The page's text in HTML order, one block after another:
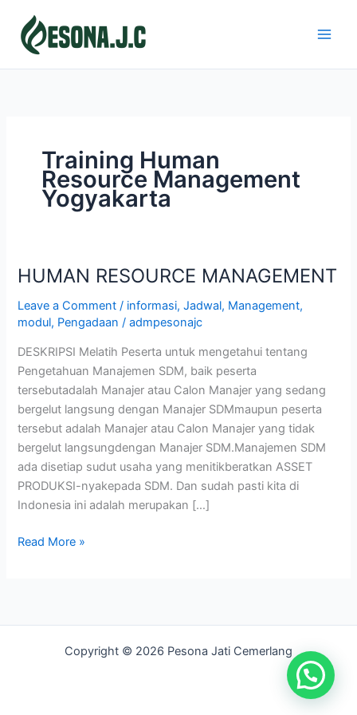
content
Training Human
Resource Management
Yogyakarta
HUMAN RESOURCE MANAGEMENT
Leave a Comment / informasi,Jadwal, Management,
modul, Pengadaan /admpesonajc
DESKRIPSI Melatih Peserta untuk mengetahui tentang
Pengetahuan Manajemen SDM, baik peserta
tersebutadalah Manajer atau Calon Manajer yang sedang
bergelut langsung dengan Manajer SDMmaupun peserta
tersebut adalah Manajer atau Calon Manajer yang tidak
bergelut langsungdengan Manajer SDM.Manajemen SDM
ada disetiap sudut usaha yang menitikberatkan ASSET
PRODUKSI-nyakepada SDM. Dan sudah pasti kita di
Indonesia ini adalah merupakan […]
HUMAN
MANAGEMENT
Read More »
Copyright © 2026 Pesona Jati Cemerlang